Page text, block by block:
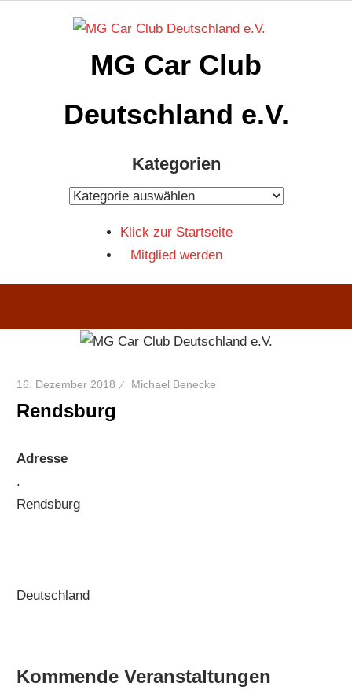
MG Car Club
Deutschland e.V.
Kategorien
Kategorien
Klick zur Startseite
Mitglied werden
16. Dezember 2018 Michael Benecke
Rendsburg
Adresse
.
Rendsburg
Deutschland
Kommende Veranstaltungen